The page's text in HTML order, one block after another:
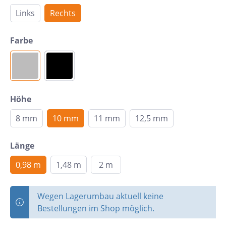
Links
Rechts
Farbe
Höhe
8 mm
10 mm 11 mm 12,5 mm
Länge
0,98 m
1,48 m 2 m
Wegen Lagerumbau aktuell keine
Bestellungen im Shop möglich.